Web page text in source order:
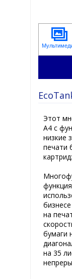
Этот
A4 с
низкие
печати
на
бумаги
на 35